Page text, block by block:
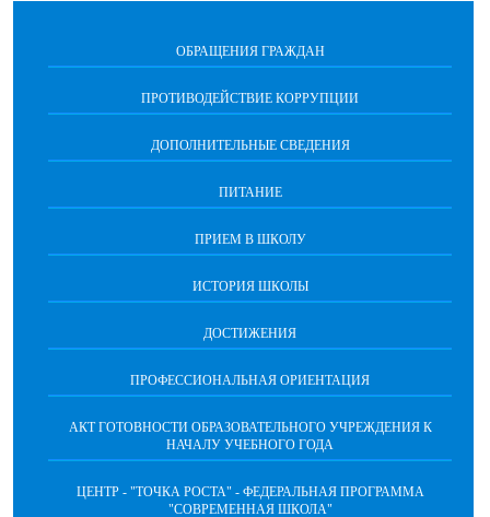
ОБРАЩЕНИЯ ГРАЖДАН
ПРОТИВОДЕЙСТВИЕ КОРРУПЦИИ
ДОПОЛНИТЕЛЬНЫЕ СВЕДЕНИЯ
ПИТАНИЕ
ПРИЕМ В ШКОЛУ
ИСТОРИЯ ШКОЛЫ
ДОСТИЖЕНИЯ
ПРОФЕССИОНАЛЬНАЯ ОРИЕНТАЦИЯ
АКТ ГОТОВНОСТИ ОБРАЗОВАТЕЛЬНОГО УЧРЕЖДЕНИЯ К
НАЧАЛУ УЧЕБНОГО ГОДА
ЦЕНТР - "ТОЧКА РОСТА" - ФЕДЕРАЛЬНАЯ ПРОГРАММА
"СОВРЕМЕННАЯ ШКОЛА"